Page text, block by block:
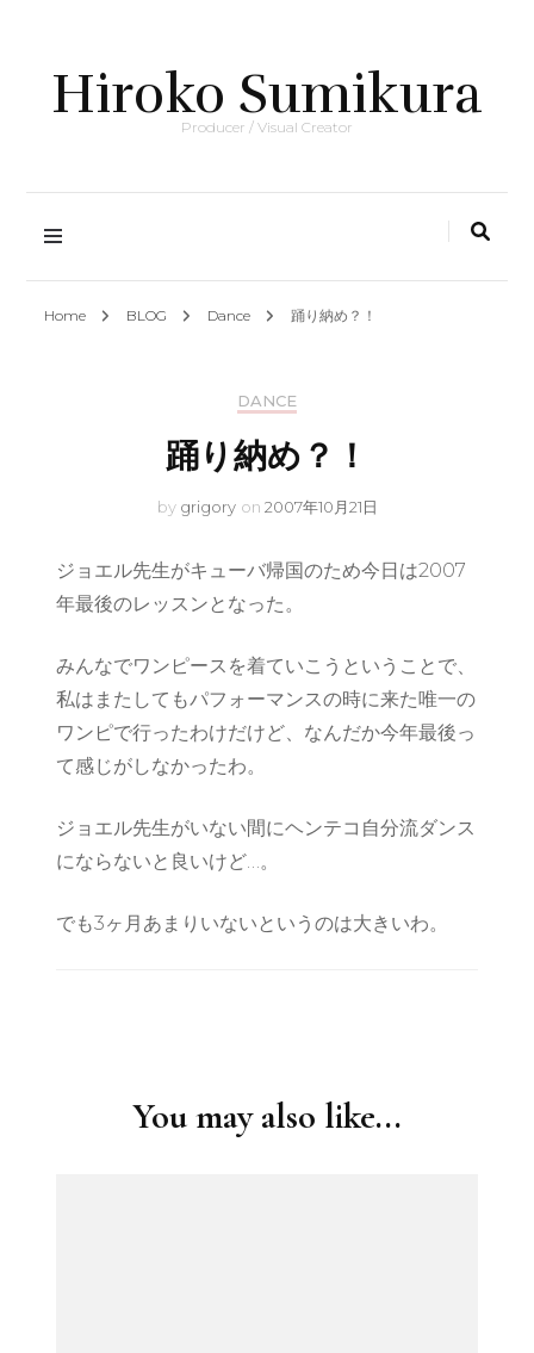
Hiroko Sumikura
Producer / Visual Creator
Home BLOG Dance 踊り納め？！
DANCE
踊り納め？！
by grigory on 2007年10月21日
ジョエル先生がキューバ帰国のため今日は2007
年最後のレッスンとなった。
みんなでワンピースを着ていこうということで、
私はまたしてもパフォーマンスの時に来た唯一の
ワンピで行ったわけだけど、なんだか今年最後っ
て感じがしなかったわ。
ジョエル先生がいない間にヘンテコ自分流ダンス
にならないと良いけど…。
でも3ヶ月あまりいないというのは大きいわ。
You may also like...